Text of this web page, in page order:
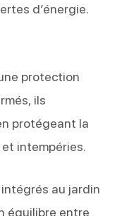
d’énergie.
protection
ils
protégeant la
intempéries.
au jardin
équilibre entre